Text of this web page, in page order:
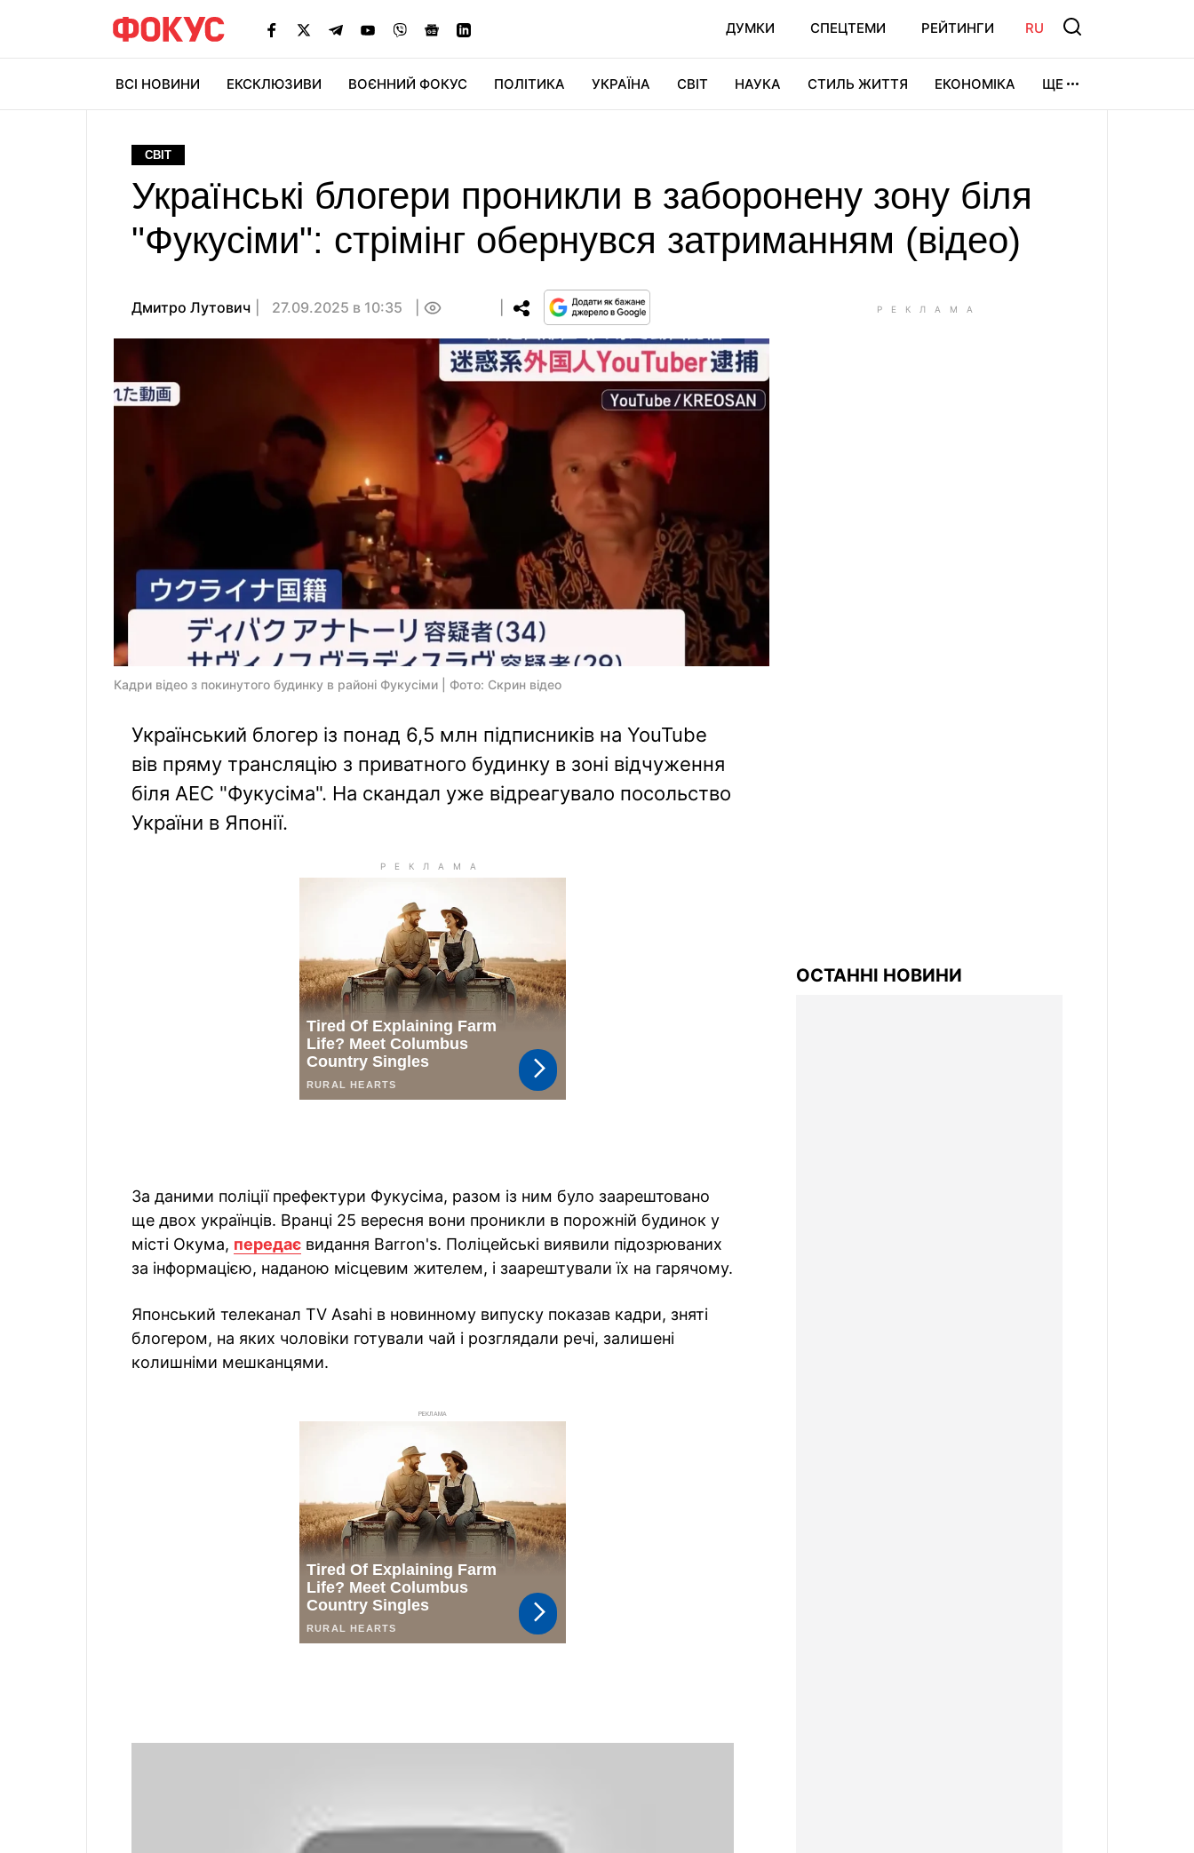
ДУМКИ СПЕЦТЕМИ РЕЙТИНГИ RU
ВСІ НОВИНИ ЕКСКЛЮЗИВИ ВОЄННИЙ ФОКУС ПОЛІТИКА УКРАЇНА СВІТ НАУКА СТИЛЬ ЖИТТЯ ЕКОНОМІКА ЩЕ
СВІТ
Українські блогери проникли в заборонену зону біля
"Фукусіми": стрімінг обернувся затриманням (відео)
Дмитро Лутович 27.09.2025 в 10:35
Кадри відео з покинутого будинку в районі Фукусіми | Фото: Скрин відео
Український блогер із понад 6,5 млн підписників на YouTube
вів пряму трансляцію з приватного будинку в зоні відчуження
біля АЕС "Фукусіма". На скандал уже відреагувало посольство
України в Японії.
За даними поліції префектури Фукусіма, разом із ним було заарештовано
ще двох українців. Вранці 25 вересня вони проникли в порожній будинок у
місті Окума, передає видання Barron's. Поліцейські виявили підозрюваних
за інформацією, наданою місцевим жителем, і заарештували їх на гарячому.
Японський телеканал TV Asahi в новинному випуску показав кадри, зняті
блогером, на яких чоловіки готували чай і розглядали речі, залишені
колишніми мешканцями.
РЕКЛАМА
ОСТАННІ НОВИНИ